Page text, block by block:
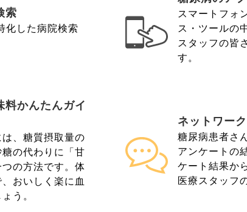
索
化した病院検索
スマートフォ
ス・ツールの
スタッフの皆
す。
料かんたんガイ
、糖質摂取量の
の代わりに「甘
の方法です。体
おいしく楽に血
う。
ネットワー
糖尿病患者さ
アンケートの
ケート結果か
医療スタッフ